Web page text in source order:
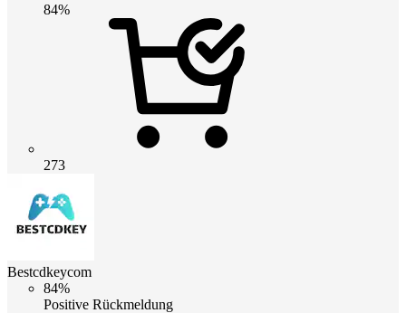
84%
273
Bestcdkeycom
84%
Positive Rückmeldung